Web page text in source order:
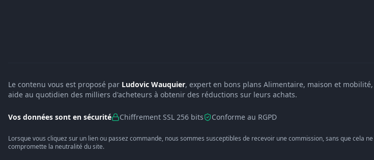
Le contenu vous est proposé par Ludovic Wauquier, expert en bons plans Alimentaire, maison et
aide au quotidien des milliers d'acheteurs à obtenir des réductions sur leurs achats.
Vos données sont en sécurité Chiffrement SSL 256 bits Conforme au RGPD
Lorsque vous cliquez sur un lien ou passez commande, nous sommes susceptibles de recevoir une commission, sans que cela ne
compromette la neutralité du site.